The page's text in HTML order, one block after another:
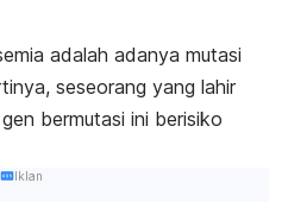
adalah adanya mutasi
seseorang yang lahir
bermutasi ini berisiko
Iklan